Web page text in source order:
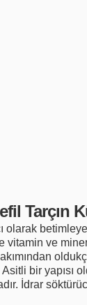
Tarçın
olarak
vitamin ve
bir yapısı
İdrar